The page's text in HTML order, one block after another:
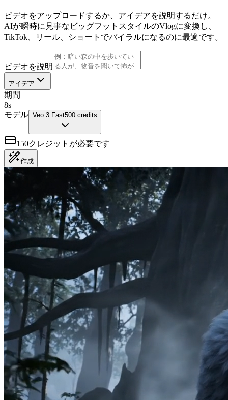
ビデオをアップロードするか、アイデアを説明するだけ。
AIが瞬時に見事なビッグフットスタイルのVlogに変換し、
TikTok、リール、ショートでバイラルになるのに最適です。
ビデオを説明
アイデア
期間
8s
モデル Veo 3 Fast500 credits
150クレジットが必要です
作成